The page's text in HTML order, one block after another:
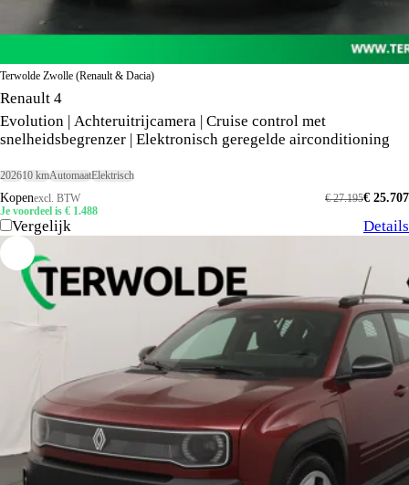
Terwolde Zwolle (Renault & Dacia)
Renault 4
Evolution | Achteruitrijcamera | Cruise control met
snelheidsbegrenzer | Elektronisch geregelde airconditioning
202610 kmAutomaatElektrisch
Kopenexcl. BTW € 25.707
€ 27.195
Je voordeel is € 1.488
Vergelijk Details